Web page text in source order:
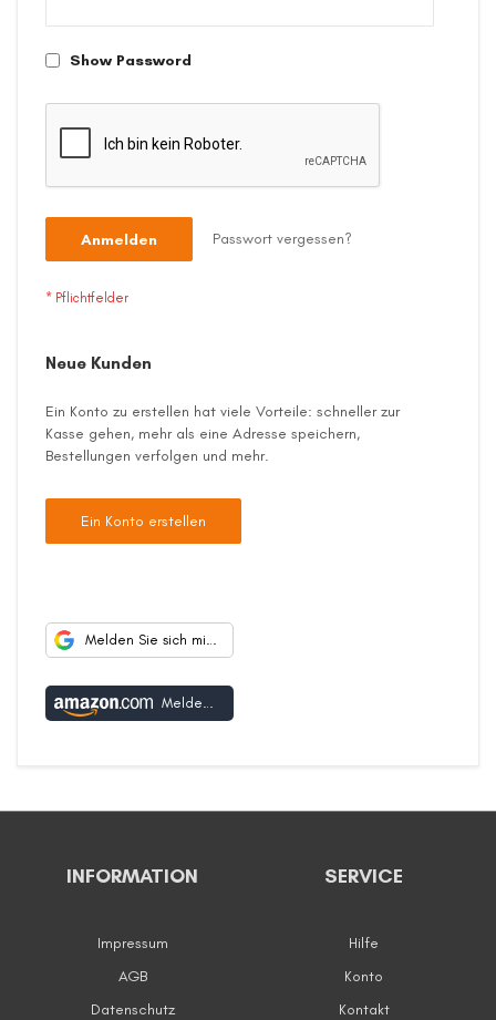
Show Password
Anmelden Passwort vergessen?
Neue Kunden
Ein Konto zu erstellen hat viele Vorteile: schneller zur
Kasse gehen, mehr als eine Adresse speichern,
Bestellungen verfolgen und mehr.
Ein Konto erstellen
Melden Sie sich mit Google an
Melden Sie sich mit Amazon an
INFORMATION
Impressum
AGB
Datenschutz
SERVICE
Hilfe
Konto
Kontakt